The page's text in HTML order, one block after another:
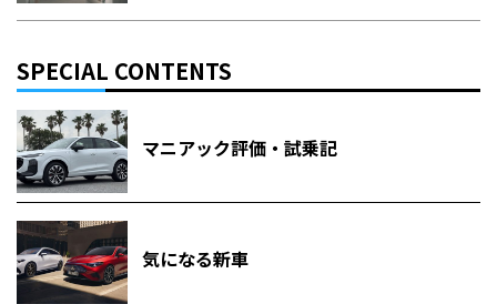
SPECIAL CONTENTS
マニアック評価・試乗記
気になる新車